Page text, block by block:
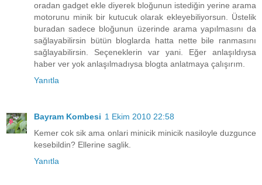
oradan gadget ekle diyerek bloğunun istediğin yerine arama
motorunu minik bir kutucuk olarak ekleyebiliyorsun. Üstelik
buradan sadece bloğunun üzerinde arama yapılmasını da
sağlayabilirsin bütün bloglarda hatta nette bile ranmasını
sağlayabilirsin. Seçeneklerin var yani. Eğer anlaşıldıysa
haber ver yok anlaşılmadıysa blogta anlatmaya çalışırım.
Yanıtla
Bayram Kombesi 1 Ekim 2010 22:58
Kemer cok sik ama onlari minicik minicik nasiloyle duzgunce
kesebildin? Ellerine saglik.
Yanıtla